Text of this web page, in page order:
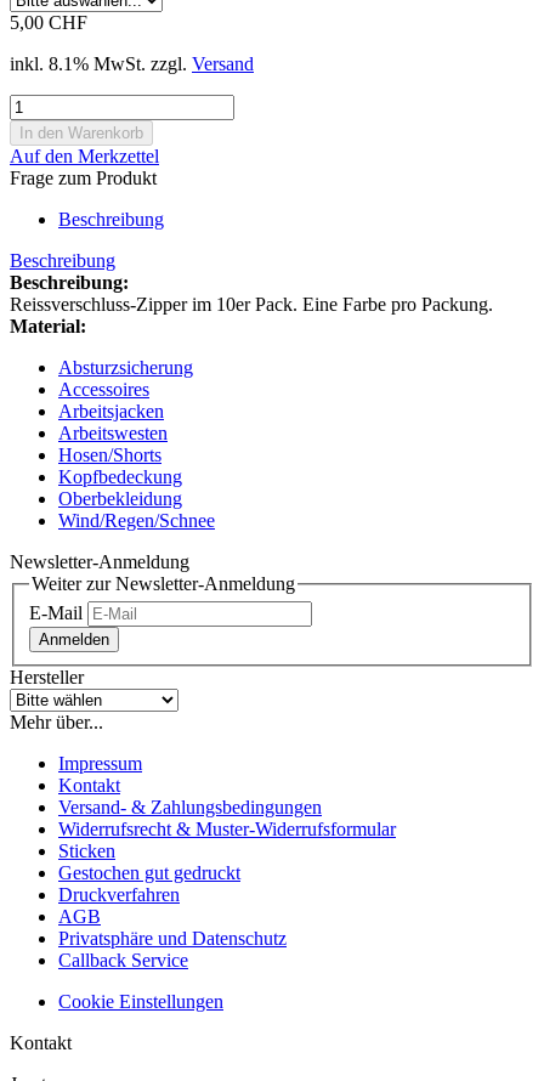
5,00 CHF
inkl. 8.1% MwSt. zzgl. Versand
Auf den Merkzettel
Frage zum Produkt
Beschreibung
Beschreibung
Beschreibung:
Reissverschluss-Zipper im 10er Pack. Eine Farbe pro Packung.
Material:
Absturzsicherung
Accessoires
Arbeitsjacken
Arbeitswesten
Hosen/Shorts
Kopfbedeckung
Oberbekleidung
Wind/Regen/Schnee
Newsletter-Anmeldung
Weiter zur Newsletter-Anmeldung
E-Mail
Anmelden
Hersteller
Mehr über...
Impressum
Kontakt
Versand- & Zahlungsbedingungen
Widerrufsrecht & Muster-Widerrufsformular
Sticken
Gestochen gut gedruckt
Druckverfahren
AGB
Privatsphäre und Datenschutz
Callback Service
Cookie Einstellungen
Kontakt